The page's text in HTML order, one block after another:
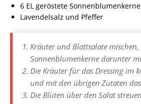
6 EL geröstete Sonnenblumenkerne
Lavendelsalz und Pfeffer
Kräuter und Blattsalate mischen,
Sonnenblumenkerne darunter
Die Kräuter für das Dressing im
und mit den übrigen Zutaten
Die Blüten über den Salat